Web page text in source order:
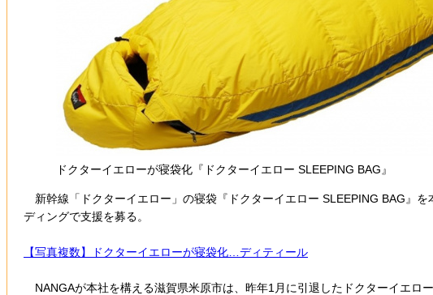
ドクターイエローが寝袋化『ドクターイエロー SLEEPING BAG』
新幹線「ドクターイエロー」の寝袋『ドクターイエロー SLEEPING BAG』
ディングで支援を募る。
【写真複数】ドクターイエローが寝袋化…ディティール
NANGAが本社を構える滋賀県米原市は、昨年1月に引退したドクターイエロ